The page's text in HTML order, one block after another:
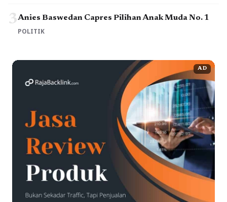
3Anies Baswedan Capres Pilihan Anak Muda No. 1
POLITIK
AD